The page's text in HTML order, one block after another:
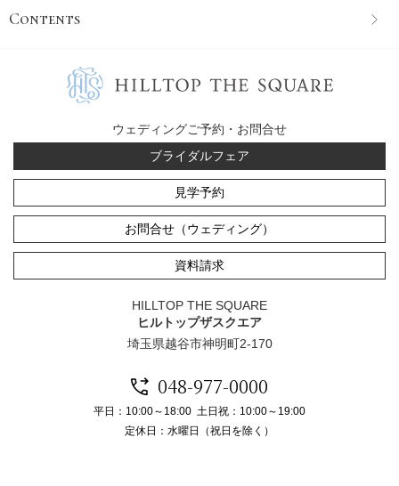
Contents
ウェディングご予約・お問合せ
ブライダルフェア
見学予約
お問合せ（ウェディング）
資料請求
HILLTOP THE SQUARE
ヒルトップザスクエア
埼玉県越谷市神明町2-170
048-977-0000
平日：10:00～18:00 土日祝：10:00～19:00
定休日：水曜日（祝日を除く）